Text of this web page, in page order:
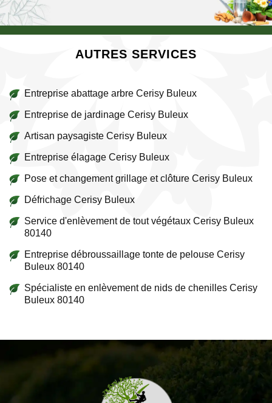
AUTRES SERVICES
Entreprise abattage arbre Cerisy Buleux
Entreprise de jardinage Cerisy Buleux
Artisan paysagiste Cerisy Buleux
Entreprise élagage Cerisy Buleux
Pose et changement grillage et clôture Cerisy Buleux
Défrichage Cerisy Buleux
Service d'enlèvement de tout végétaux Cerisy Buleux
80140
Entreprise débroussaillage tonte de pelouse Cerisy
Buleux 80140
Spécialiste en enlèvement de nids de chenilles Cerisy
Buleux 80140